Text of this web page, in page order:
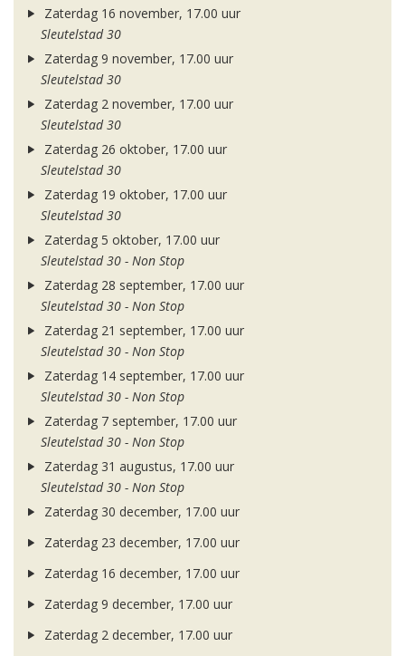
Zaterdag 16 november, 17.00 uur
Sleutelstad 30
Zaterdag 9 november, 17.00 uur
Sleutelstad 30
Zaterdag 2 november, 17.00 uur
Sleutelstad 30
Zaterdag 26 oktober, 17.00 uur
Sleutelstad 30
Zaterdag 19 oktober, 17.00 uur
Sleutelstad 30
Zaterdag 5 oktober, 17.00 uur
Sleutelstad 30 - Non Stop
Zaterdag 28 september, 17.00 uur
Sleutelstad 30 - Non Stop
Zaterdag 21 september, 17.00 uur
Sleutelstad 30 - Non Stop
Zaterdag 14 september, 17.00 uur
Sleutelstad 30 - Non Stop
Zaterdag 7 september, 17.00 uur
Sleutelstad 30 - Non Stop
Zaterdag 31 augustus, 17.00 uur
Sleutelstad 30 - Non Stop
Zaterdag 30 december, 17.00 uur
Zaterdag 23 december, 17.00 uur
Zaterdag 16 december, 17.00 uur
Zaterdag 9 december, 17.00 uur
Zaterdag 2 december, 17.00 uur